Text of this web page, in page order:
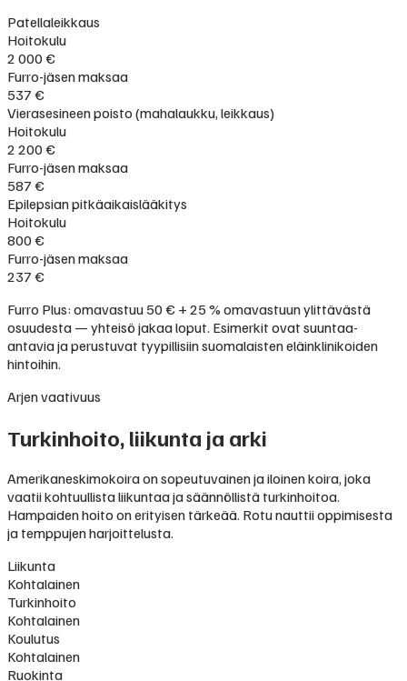
Patellaleikkaus
Hoitokulu
2 000 €
Furro-jäsen maksaa
537 €
Vierasesineen poisto (mahalaukku, leikkaus)
Hoitokulu
2 200 €
Furro-jäsen maksaa
587 €
Epilepsian pitkäaikaislääkitys
Hoitokulu
800 €
Furro-jäsen maksaa
237 €
Furro Plus: omavastuu 50 € + 25 % omavastuun ylittävästä
osuudesta — yhteisö jakaa loput. Esimerkit ovat suuntaa-
antavia ja perustuvat tyypillisiin suomalaisten eläinklinikoiden
hintoihin.
Arjen vaativuus
Turkinhoito, liikunta ja arki
Amerikaneskimokoira on sopeutuvainen ja iloinen koira, joka
vaatii kohtuullista liikuntaa ja säännöllistä turkinhoitoa.
Hampaiden hoito on erityisen tärkeää. Rotu nauttii oppimisesta
ja temppujen harjoittelusta.
Liikunta
Kohtalainen
Turkinhoito
Kohtalainen
Koulutus
Kohtalainen
Ruokinta